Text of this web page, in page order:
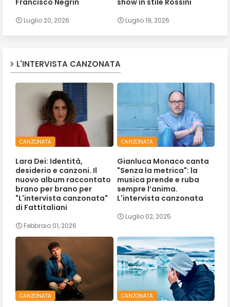
Francisco Negrin
Luglio 20, 2026
show in stile Rossini
Luglio 19, 2026
L'INTERVISTA CANZONATA
CANZONATA
Lara Dei: Identità,
desiderio e canzoni. Il
nuovo album raccontato
brano per brano per
"L'intervista canzonata"
di Fattitaliani
Febbraio 01, 2026
CANZONATA
Gianluca Monaco canta
"Senza la metrica": la
musica prende e ruba
sempre l’anima.
L'intervista canzonata
Luglio 02, 2025
CANZONATA CANZONATA